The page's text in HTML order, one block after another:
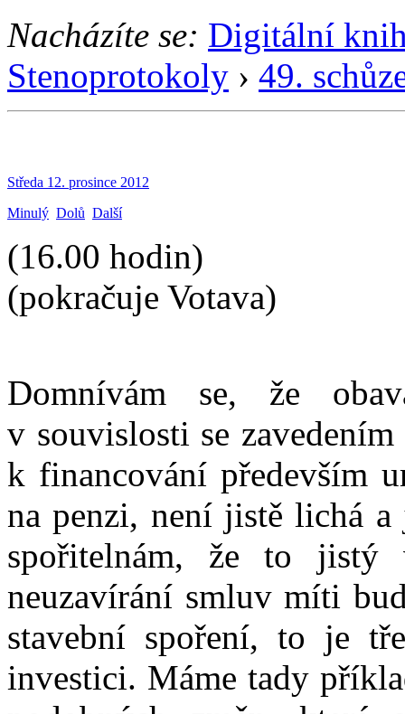
Nacházíte se: Digitální
Stenoprotokoly › 49.
Středa 12. prosince 2012
Minulý Dolů Další
(16.00 hodin)
(pokračuje Votava)
Domnívám se, že
v souvislosti se
k financování především
na penzi, není jistě lichá a
spořitelnám, že to jistý
neuzavírání smluv míti
stavební spoření, to je
investici. Máme tady